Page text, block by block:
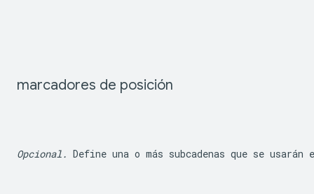
marcadores de posición
Opcional. Define una o más subcadenas que se